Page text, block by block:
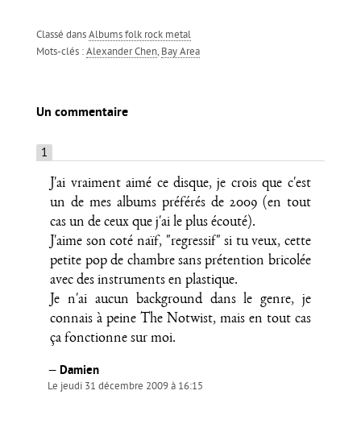
Classé dansAlbums folk rock metal
Mots-clés : Alexander Chen, Bay Area
un commentaire
1
J'ai vraiment aimé ce disque, je crois que c'est
un de mes albums préférés de 2009 (en tout
cas un de ceux que j'ai le plus écouté).
J'aime son coté naïf, "regressif" si tu veux, cette
petite pop de chambre sans prétention bricolée
avec des instruments en plastique.
Je n'ai aucun background dans le genre, je
connais à peine The Notwist, mais en tout cas
ça fonctionne sur moi.
—Damien
Le jeudi 31 décembre 2009 à 16:15